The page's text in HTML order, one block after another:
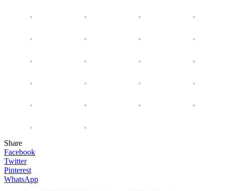
Share
Facebook
Twitter
Pinterest
WhatsApp